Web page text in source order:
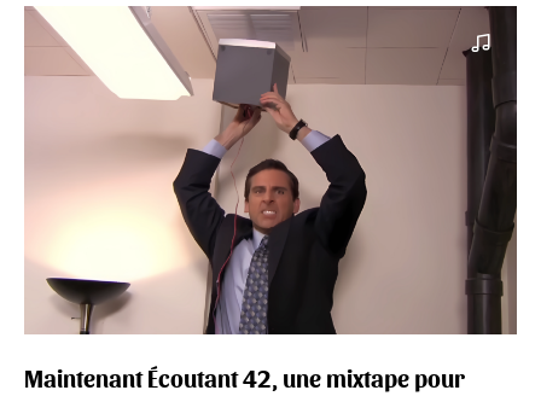
Maintenant Écoutant 42, une mixtape pour